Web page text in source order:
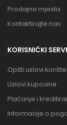
Prodajna mjesta
Kontaktirajte nas
KORISNIČKI
Opšti uslovi
Uslovi kupovine
Plaćanje i
Informacije o